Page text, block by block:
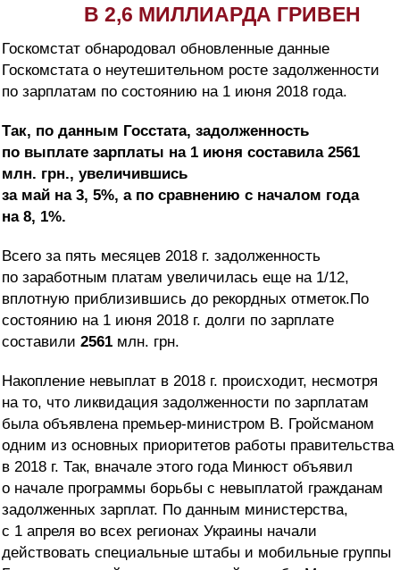
В 2,6 МИЛЛИАРДА ГРИВЕН
Госкомстат обнародовал обновленные данные
Госкомстата о неутешительном росте задолженности
по зарплатам по состоянию на 1 июня 2018 года.
Так, по данным Госстата, задолженность
по выплате зарплаты на 1 июня составила 2561
млн. грн., увеличившись
за май на 3, 5%, а по сравнению с началом года
на 8, 1%.
Всего за пять месяцев 2018 г. задолженность
по заработным платам увеличилась еще на 1/12,
вплотную приблизившись до рекордных отметок.По
состоянию на 1 июня 2018 г. долги по зарплате
составили 2561 млн. грн.
Накопление невыплат в 2018 г. происходит, несмотря
на то, что ликвидация задолженности по зарплатам
была объявлена премьер-министром В. Гройсманом
одним из основных приоритетов работы правительства
в 2018 г. Так, вначале этого года Минюст объявил
о начале программы борьбы с невыплатой гражданам
задолженных зарплат. По данным министерства,
с 1 апреля во всех регионах Украины начали
действовать специальные штабы и мобильные группы